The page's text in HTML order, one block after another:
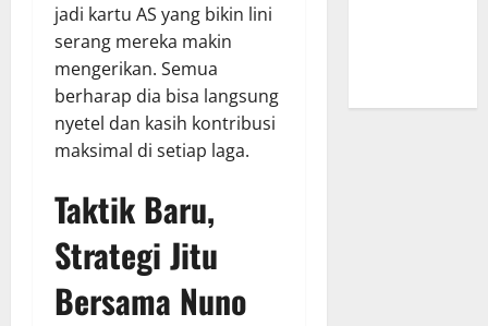
jadi kartu AS yang bikin lini
serang mereka makin
mengerikan. Semua
berharap dia bisa langsung
nyetel dan kasih kontribusi
maksimal di setiap laga.
Taktik Baru,
Strategi Jitu
Bersama Nuno